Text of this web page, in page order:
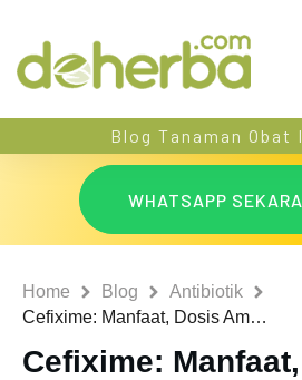
Blog Tanaman Obat
WHATSAPP
Home Blog
Antibiotik
Cefixime: Manfaat, Dosis Aman, dan Efek Sampingnya bagi Kesehatan
Cefixime: